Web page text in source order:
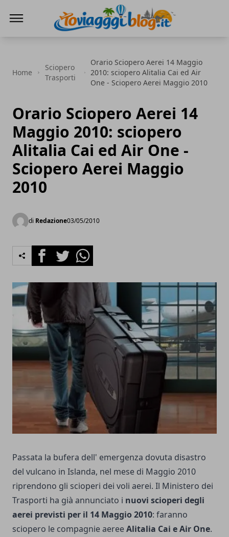
Home
Sciopero
Trasporti
Orario Sciopero Aerei 14 Maggio
2010: sciopero Alitalia Cai ed Air
One - Sciopero Aerei Maggio 2010
Orario Sciopero Aerei 14
Maggio 2010: sciopero
Alitalia Cai ed Air One -
Sciopero Aerei Maggio
2010
di Redazione03/05/2010
FacebookTwitterWhatsapp
Passata la bufera dell' emergenza dovuta disastro
del vulcano in Islanda, nel mese di Maggio 2010
riprendono gli scioperi dei voli aerei. Il Ministero dei
Trasporti ha già annunciato i nuovi scioperi degli
aerei previsti per il 14 Maggio 2010: faranno
sciopero le compagnie aereeAlitalia Cai e Air One.